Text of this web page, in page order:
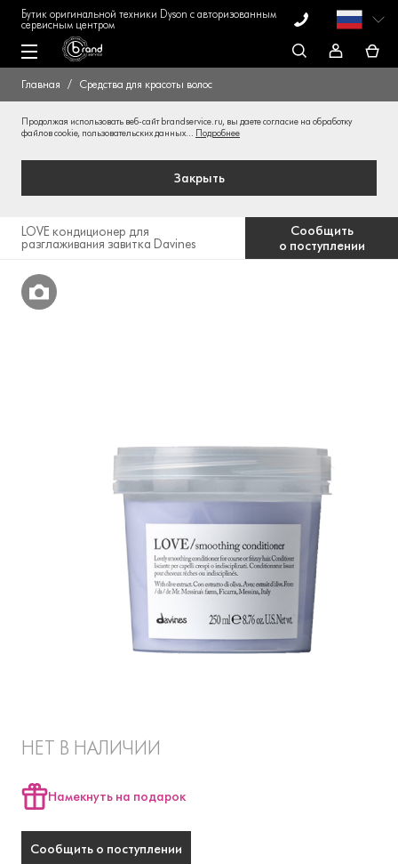
Бутик оригинальной техники Dyson с авторизованным
сервисным центром
Главная Средства для красоты волос
Продолжая использовать веб-сайт brandservice.ru, вы даете согласие на обработку
файлов cookie, пользовательских данных... Подробнее
Закрыть
LOVE кондиционер для
разглаживания завитка Davines
Сообщить
о поступлении
НЕТ В НАЛИЧИИ
Намекнуть на подарок
Сообщить о поступлении